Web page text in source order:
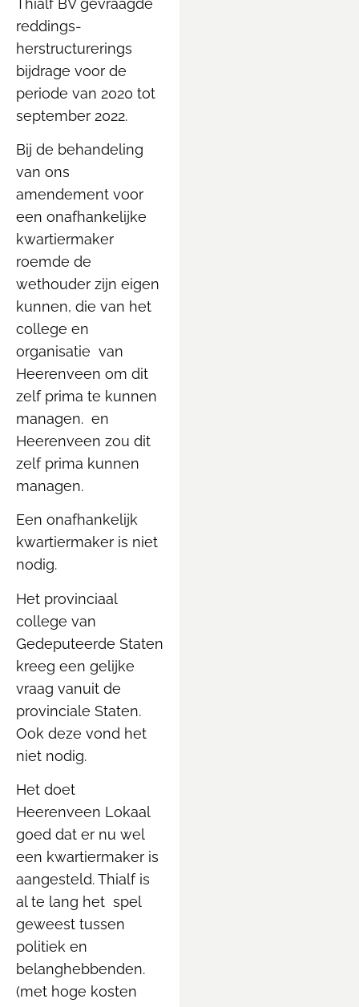
reddings-
herstructurerings
bijdrage voor de
periode van 2020 tot
september 2022.
Bij de behandeling
van ons
amendement voor
een onafhankelijke
kwartiermaker
roemde de
wethouder zijn eigen
kunnen, die van het
college en
organisatie van
Heerenveen om dit
zelf prima te kunnen
managen. en
Heerenveen zou dit
zelf prima kunnen
managen.
Een onafhankelijk
kwartiermaker is niet
nodig.
Het provinciaal
college van
Gedeputeerde Staten
kreeg een gelijke
vraag vanuit de
provinciale Staten.
Ook deze vond het
niet nodig.
Het doet
Heerenveen Lokaal
goed dat er nu wel
een kwartiermaker is
aangesteld. Thialf is
al te lang het spel
geweest tussen
politiek en
belanghebbenden.
(met hoge kosten